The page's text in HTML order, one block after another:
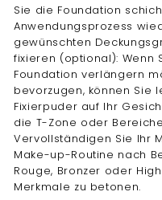
Sie die Foundation
Anwendungsprozess
gewünschten
fixieren (optional): Wenn
Foundation verlängern
bevorzugen, können Sie
Fixierpuder auf Ihr
die T-Zone oder
Vervollständigen Sie Ihr
Make-up-Routine nach
Rouge, Bronzer oder
Merkmale zu betonen.